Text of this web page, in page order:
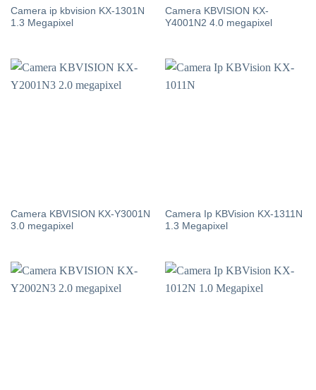
Camera ip kbvision KX-1301N
1.3 Megapixel
Camera KBVISION KX-
Y4001N2 4.0 megapixel
Camera KBVISION KX-Y3001N
3.0 megapixel
Camera Ip KBVision KX-1311N
1.3 Megapixel